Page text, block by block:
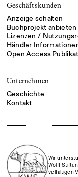
Geschäftskunden
Anzeige schalten
Buchprojekt anbieten
Lizenzen /
Händler
Open Access
Unternehmen
Geschichte
Kontakt
Wir
Wolff
vielfältigen